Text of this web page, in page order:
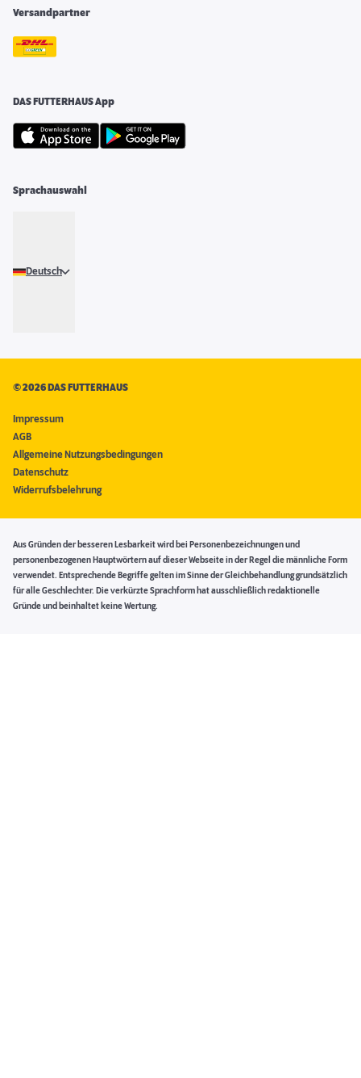
Versandpartner
DAS FUTTERHAUS App
Sprachauswahl
Deutsch
©2026 DAS FUTTERHAUS
Impressum
AGB
Allgemeine Nutzungsbedingungen
Datenschutz
Widerrufsbelehrung
Aus Gründen der besseren Lesbarkeit wird bei Personenbezeichnungen und
personenbezogenen Hauptwörtern auf dieser Webseite in der Regel die männliche Form
verwendet. Entsprechende Begriffe gelten im Sinne der Gleichbehandlung grundsätzlich
für alle Geschlechter. Die verkürzte Sprachform hat ausschließlich redaktionelle
Gründe und beinhaltet keine Wertung.